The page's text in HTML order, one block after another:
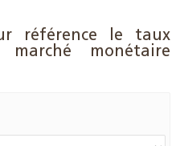
référence le taux
monétaire